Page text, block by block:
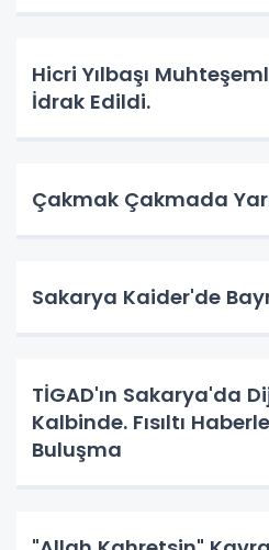
Hicri Yılbaşı
İdrak Edildi.
Çakmak Çakmada
Sakarya Kaider'de
TİGAD'ın Sakarya'da
Kalbinde. Fısıltı
Buluşma